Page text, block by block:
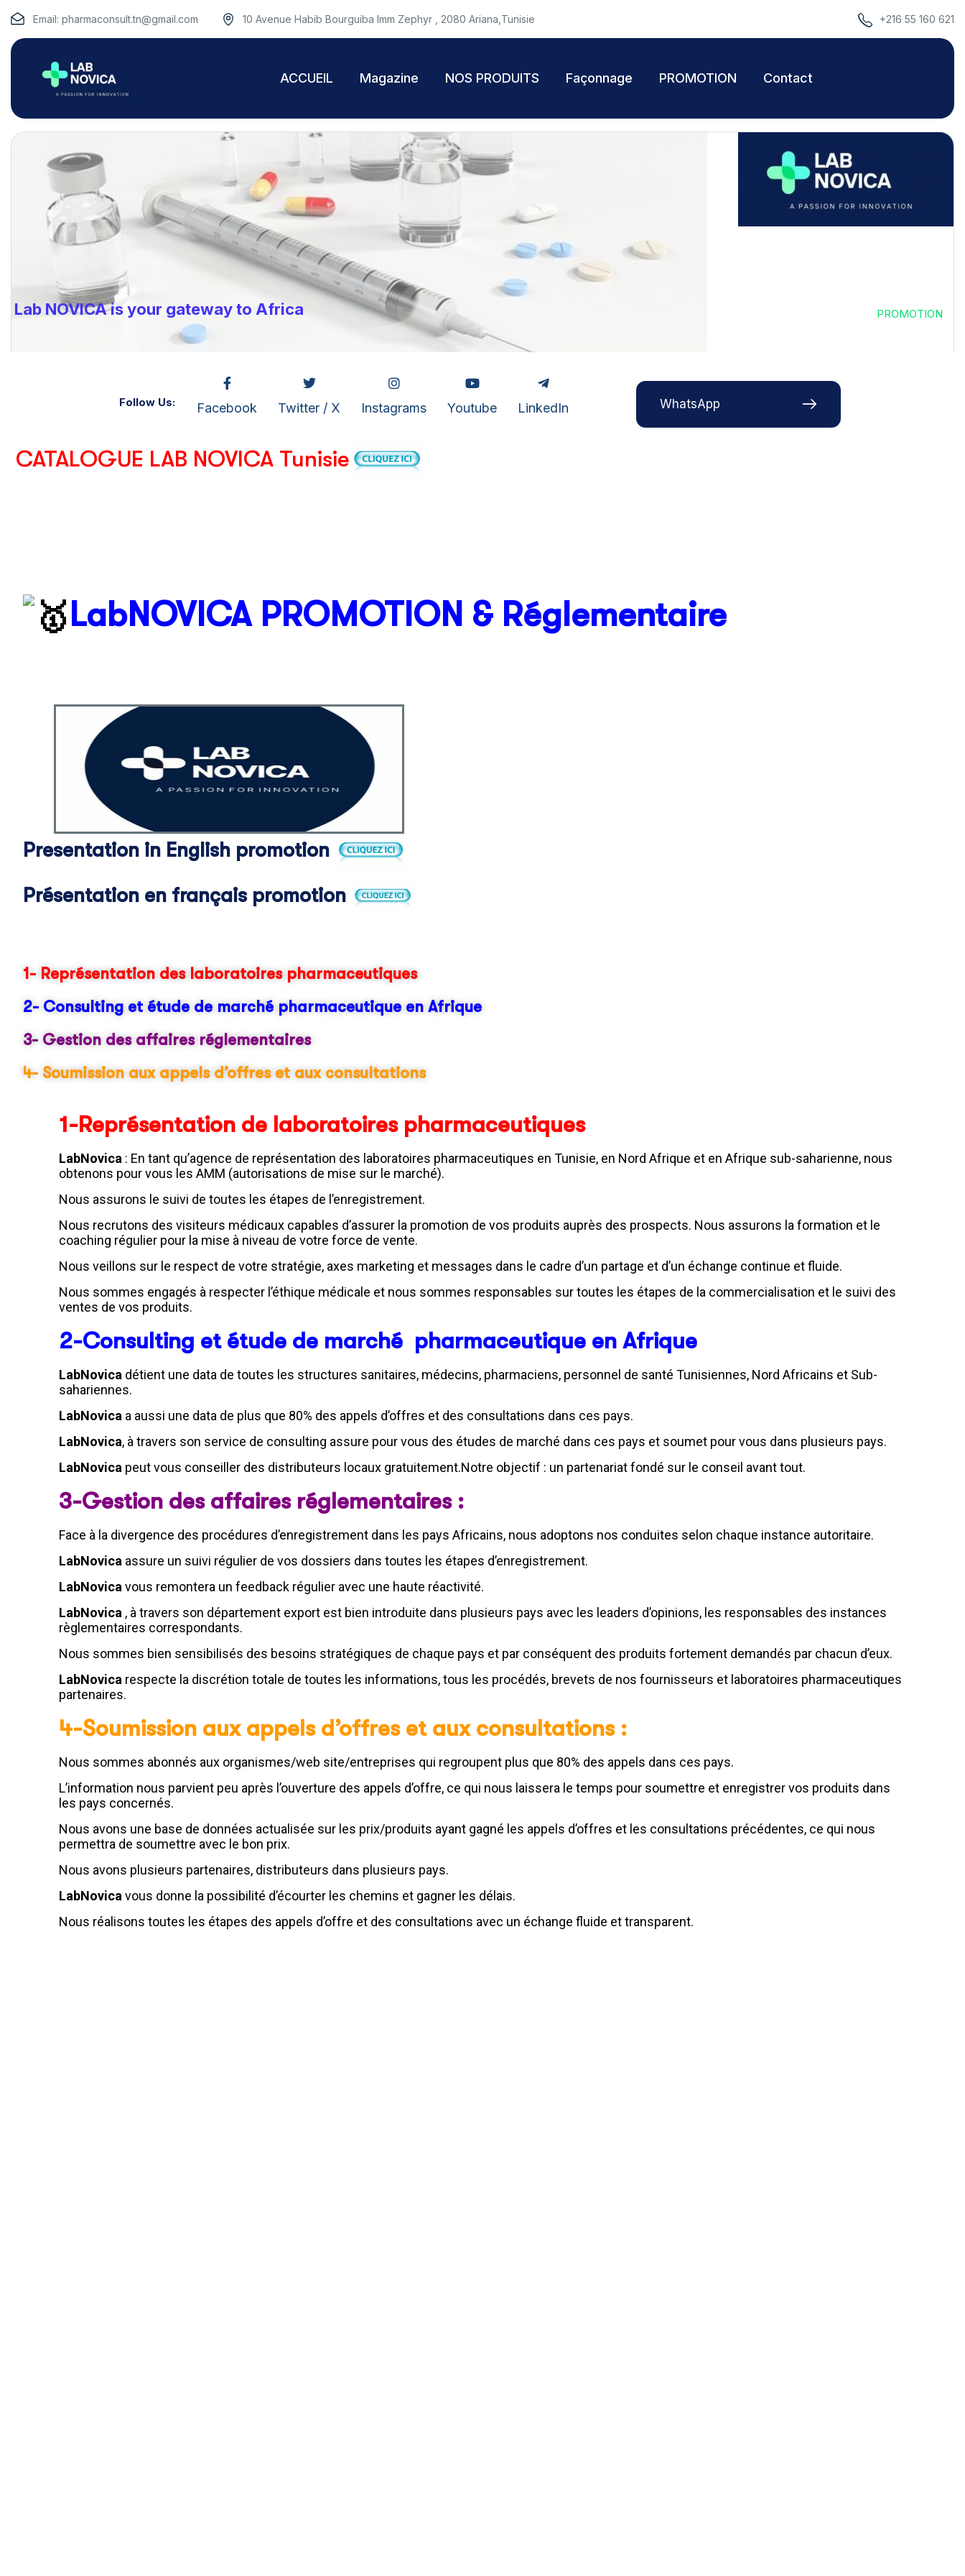
Email: pharmaconsult.tn@gmail.com 10 Avenue Habib Bourguiba Imm Zephyr , 2080 Ariana,Tunisie +216 55 160 621
ACCUEIL Magazine NOS PRODUITS Façonnage PROMOTION Contact
Lab NOVICA is your gateway to Africa PROMOTION
Follow Us: Facebook Twitter / X Instagrams Youtube LinkedIn WhatsApp
CATALOGUE LAB NOVICA Tunisie
LabNOVICA PROMOTION & Réglementaire
Presentation in English promotion
Présentation en français promotion
1- Représentation des laboratoires pharmaceutiques
2- Consulting et étude de marché pharmaceutique en Afrique
3- Gestion des affaires réglementaires
4- Soumission aux appels d’offres et aux consultations
1-Représentation de laboratoires pharmaceutiques
LabNovica : En tant qu’agence de représentation des laboratoires pharmaceutiques en Tunisie, en Nord Afrique et en Afrique sub-saharienne, nous
obtenons pour vous les AMM (autorisations de mise sur le marché).
Nous assurons le suivi de toutes les étapes de l’enregistrement.
Nous recrutons des visiteurs médicaux capables d’assurer la promotion de vos produits auprès des prospects. Nous assurons la formation et le
coaching régulier pour la mise à niveau de votre force de vente.
Nous veillons sur le respect de votre stratégie, axes marketing et messages dans le cadre d’un partage et d’un échange continue et fluide.
Nous sommes engagés à respecter l’éthique médicale et nous sommes responsables sur toutes les étapes de la commercialisation et le suivi des
ventes de vos produits.
2-Consulting et étude de marché pharmaceutique en Afrique
LabNovica détient une data de toutes les structures sanitaires, médecins, pharmaciens, personnel de santé Tunisiennes, Nord Africains et Sub-
sahariennes.
LabNovica a aussi une data de plus que 80% des appels d’offres et des consultations dans ces pays.
LabNovica, à travers son service de consulting assure pour vous des études de marché dans ces pays et soumet pour vous dans plusieurs pays.
LabNovica peut vous conseiller des distributeurs locaux gratuitement.Notre objectif : un partenariat fondé sur le conseil avant tout.
3-Gestion des affaires réglementaires :
Face à la divergence des procédures d’enregistrement dans les pays Africains, nous adoptons nos conduites selon chaque instance autoritaire.
LabNovica assure un suivi régulier de vos dossiers dans toutes les étapes d’enregistrement.
LabNovica vous remontera un feedback régulier avec une haute réactivité.
LabNovica , à travers son département export est bien introduite dans plusieurs pays avec les leaders d’opinions, les responsables des instances
règlementaires correspondants.
Nous sommes bien sensibilisés des besoins stratégiques de chaque pays et par conséquent des produits fortement demandés par chacun d’eux.
LabNovica respecte la discrétion totale de toutes les informations, tous les procédés, brevets de nos fournisseurs et laboratoires pharmaceutiques
partenaires.
4-Soumission aux appels d’offres et aux consultations :
Nous sommes abonnés aux organismes/web site/entreprises qui regroupent plus que 80% des appels dans ces pays.
L’information nous parvient peu après l’ouverture des appels d’offre, ce qui nous laissera le temps pour soumettre et enregistrer vos produits dans
les pays concernés.
Nous avons une base de données actualisée sur les prix/produits ayant gagné les appels d’offres et les consultations précédentes, ce qui nous
permettra de soumettre avec le bon prix.
Nous avons plusieurs partenaires, distributeurs dans plusieurs pays.
LabNovica vous donne la possibilité d’écourter les chemins et gagner les délais.
Nous réalisons toutes les étapes des appels d’offre et des consultations avec un échange fluide et transparent.